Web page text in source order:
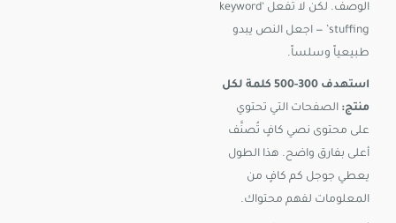
الوصف. لكن لا تفعل ‘keyword
stuffing’ — اجعل النص يبدو
طبيعياً وسلساً.
استهدف 300-500 كلمة لكل
منتج: الصفحات التي تحتوي
على محتوى نصي كافٍ تُصنَّف
أعلى بفارق واضح. هذا الطول
يعطي جوجل كم كافٍ من
المعلومات لفهم محتواك.